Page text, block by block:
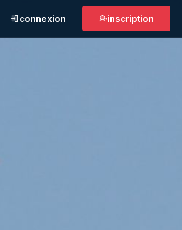
connexion inscription